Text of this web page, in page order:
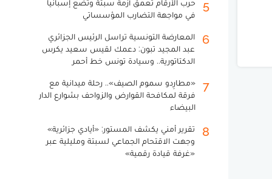
5
حرب الأرقام تعمق أزمة سبتة وتضع إسبانيا
في مواجهة التضارب المؤسساتي
6
المعارضة التونسية تراسل الرئيس الجزائري
عبد المجيد تبون: دعمك لقيس سعيد يكرس
الدكتاتورية.. وسيادة تونس خط أحمر
7
«مطارِدو سموم الصيف».. رحلة ميدانية مع
فرقة لمكافحة القوارض والزواحف بشوارع الدار
البيضاء
8
تقرير أمني يكشف المستور: «أيادي جزائرية»
وجهت الاقتحام الجماعي لسبتة ومليلية عبر
«غرفة قيادة رقمية»